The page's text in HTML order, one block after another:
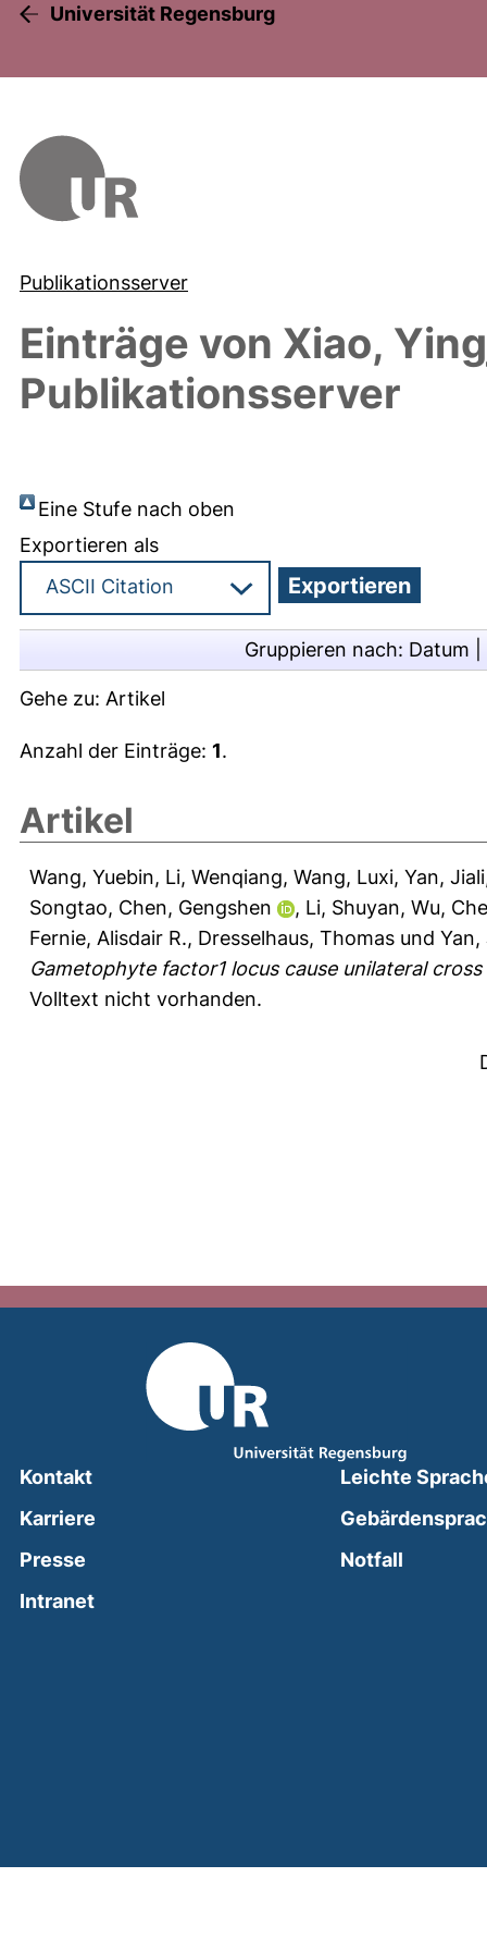
Universität Regensburg
Publikationsserver
Einträge von Xiao,
Publikationsserver
Eine Stufe nach oben
Exportieren als
Gruppieren nach: Datum
Gehe zu: Artikel
Anzahl der Einträge: 1.
Artikel
Wang, Yuebin, Li, Wenqiang, Wang, Luxi, Yan, Jiali
Songtao, Chen, Gengshen , Li, Shuyan, Wu,
Fernie, Alisdair R., Dresselhaus, Thomas und Yan,
Gametophyte factor1 locus cause unilateral
Volltext nicht vorhanden.
Kontakt
Karriere
Presse
Intranet(external link, opens in a new window)
Leichte
Notfall